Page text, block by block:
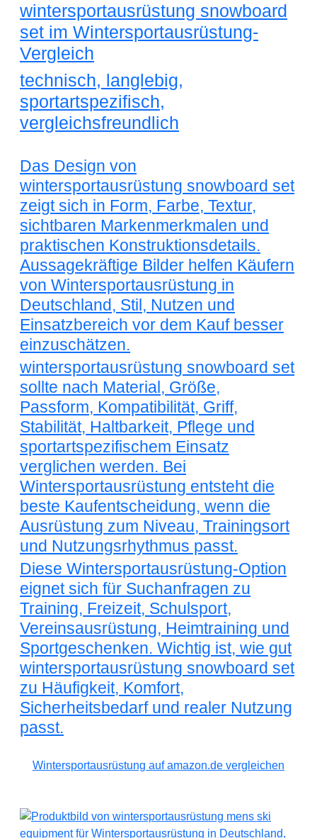
wintersportausrüstung snowboard
set im Wintersportausrüstung-
Vergleich
technisch, langlebig,
sportartspezifisch,
vergleichsfreundlich
Das Design von
wintersportausrüstung snowboard set
zeigt sich in Form, Farbe, Textur,
sichtbaren Markenmerkmalen und
praktischen Konstruktionsdetails.
Aussagekräftige Bilder helfen Käufern
von Wintersportausrüstung in
Deutschland, Stil, Nutzen und
Einsatzbereich vor dem Kauf besser
einzuschätzen.
wintersportausrüstung snowboard set
sollte nach Material, Größe,
Passform, Kompatibilität, Griff,
Stabilität, Haltbarkeit, Pflege und
sportartspezifischem Einsatz
verglichen werden. Bei
Wintersportausrüstung entsteht die
beste Kaufentscheidung, wenn die
Ausrüstung zum Niveau, Trainingsort
und Nutzungsrhythmus passt.
Diese Wintersportausrüstung-Option
eignet sich für Suchanfragen zu
Training, Freizeit, Schulsport,
Vereinsausrüstung, Heimtraining und
Sportgeschenken. Wichtig ist, wie gut
wintersportausrüstung snowboard set
zu Häufigkeit, Komfort,
Sicherheitsbedarf und realer Nutzung
passt.
Wintersportausrüstung auf amazon.de vergleichen